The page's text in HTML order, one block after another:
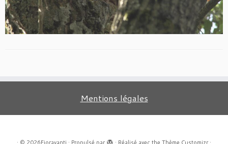
Mentions légales